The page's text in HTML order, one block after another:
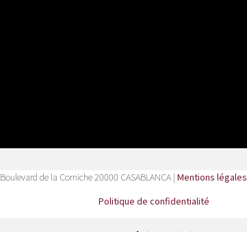
Boulevard de la Corniche 20000 CASABLANCA | Mentions légales
Politique de confidentialité